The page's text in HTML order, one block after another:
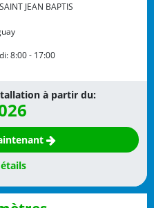
JEAN BAPTIS
8:00 - 17:00
à partir du: